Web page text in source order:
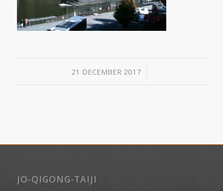
21 DECEMBER 2017
/
JO-QIGONG-TAIJI